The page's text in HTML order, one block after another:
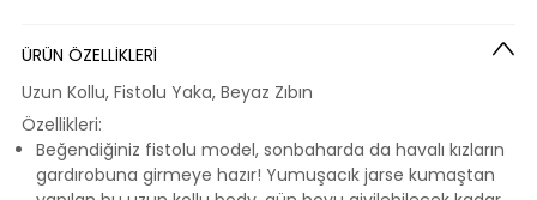
ÜRÜN ÖZELLİKLERİ
Uzun Kollu, Fistolu Yaka, Beyaz Zıbın
Özellikleri:
Beğendiğiniz fistolu model, sonbaharda da havalı kızların
gardırobuna girmeye hazır! Yumuşacık jarse kumaştan